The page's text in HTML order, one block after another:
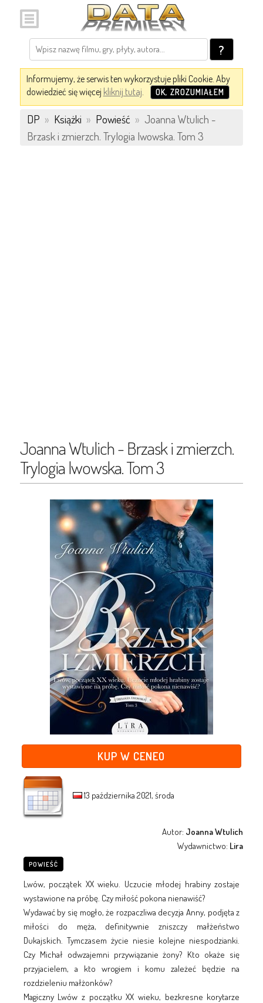
?
Informujemy, że serwis ten wykorzystuje pliki Cookie. Aby
dowiedzieć się więcej kliknij tutaj. OK, ZROZUMIAŁEM
DP » Książki » Powieść » Joanna Wtulich -
Brzask i zmierzch. Trylogia lwowska. Tom 3
Joanna Wtulich - Brzask i zmierzch.
Trylogia lwowska. Tom 3
KUP W CENEO
13 października 2021, środa
Autor: Joanna Wtulich
Wydawnictwo: Lira
POWIEŚĆ
Lwów, początek XX wieku. Uczucie młodej hrabiny zostaje
wystawione na próbę. Czy miłość pokona nienawiść?
Wydawać by się mogło, że rozpaczliwa decyzja Anny, podjęta z
miłości do męża, definitywnie zniszczy małżeństwo
Dukajskich. Tymczasem życie niesie kolejne niespodzianki.
Czy Michał odwzajemni przywiązanie żony? Kto okaże się
przyjacielem, a kto wrogiem i komu zależeć będzie na
rozdzieleniu małżonków?
Magiczny Lwów z początku XX wieku, bezkresne korytarze